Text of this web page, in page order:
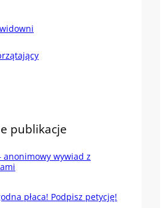
publikacje
anonimowy wywiad z
płaca! Podpisz petycję!